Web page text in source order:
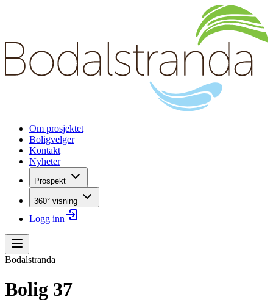
Om prosjektet
Boligvelger
Kontakt
Nyheter
Prospekt
360° visning
Logg inn
Bodalstranda
Bolig 37